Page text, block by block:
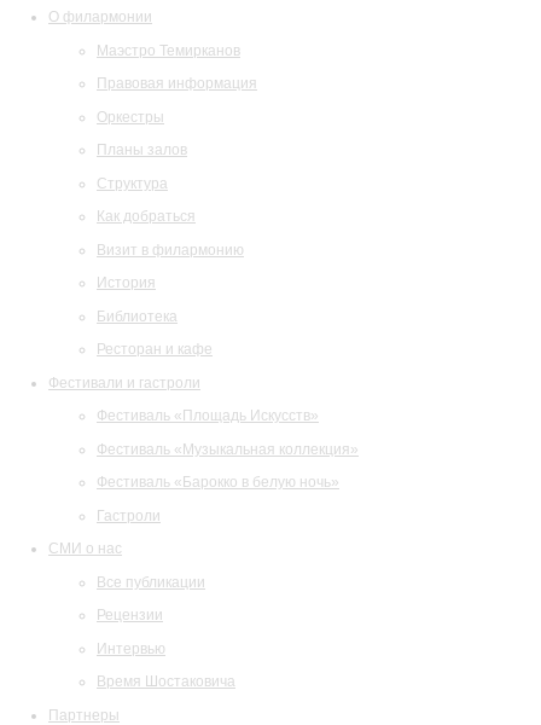
О филармонии
Маэстро Темирканов
Правовая информация
Оркестры
Планы залов
Структура
Как добраться
Визит в филармонию
История
Библиотека
Ресторан и кафе
Фестивали и гастроли
Фестиваль «Площадь Искусств»
Фестиваль «Музыкальная коллекция»
Фестиваль «Барокко в белую ночь»
Гастроли
СМИ о нас
Все публикации
Рецензии
Интервью
Время Шостаковича
Партнеры